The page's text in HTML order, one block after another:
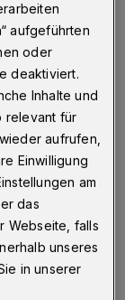
Grad und
wenig
kaum
war auch
aufgeführten
oder
deaktiviert.
Inhalte und
relevant für
aufrufen,
Einwilligung
am
das
Webseite, falls
unseres
in unserer